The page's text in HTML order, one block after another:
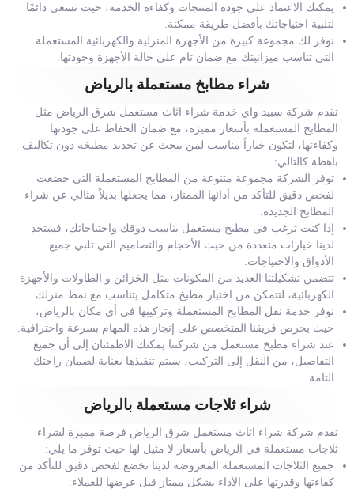
يمكنك الاعتماد على جودة المنتجات وكفاءة الخدمة، حيث نسعى دائمًا
لتلبية احتياجاتك بأفضل طريقة ممكنة.
نوفر لك مجموعة كبيرة من الأجهزة المنزلية والكهربائية المستعملة
التي تناسب ميزانيتك مع ضمان تام على حالة الأجهزة وجودتها.
شراء مطابخ مستعملة بالرياض
تقدم شركة سبيد واي خدمة شراء اثاث مستعمل شرق الرياض مثل
المطابخ المستعملة بأسعار مميزة، مع ضمان الحفاظ على جودتها
وكفاءتها، لتكون خياراً مناسب لمن يبحث عن تجديد مطبخه دون تكاليف
باهظة كالتالي:
توفر الشركة مجموعة متنوعة من المطابخ المستعملة التي خضعت
لفحص دقيق للتأكد من أدائها الممتاز، مما يجعلها بديلاً مثالي عن شراء
المطابخ الجديدة.
إذا كنت ترغب في مطبخ مستعمل يناسب ذوقك واحتياجاتك، فستجد
لدينا خيارات متعددة من حيث الأحجام والتصاميم التي تلبي جميع
الأذواق والاحتياجات.
تتضمن تشكيلتنا العديد من المكونات مثل الخزائن و الطاولات والأجهزة
الكهربائية، لتتمكن من اختيار مطبخ متكامل يتناسب مع نمط منزلك.
نوفر خدمة نقل المطابخ المستعملة وتركيبها في أي مكان بالرياض،
حيث يحرص فريقنا المتخصص على إنجاز هذه المهام بسرعة واحترافية.
عند شراء مطبخ مستعمل من شركتنا يمكنك الاطمئنان إلى أن جميع
التفاصيل، من النقل إلى التركيب، سيتم تنفيذها بعناية لضمان راحتك
التامة.
شراء ثلاجات مستعملة بالرياض
تقدم شركة شراء اثاث مستعمل شرق الرياض فرصة مميزة لشراء
ثلاجات مستعملة في الرياض بأسعار لا مثيل لها حيث توفر ما يلي:
جميع الثلاجات المستعملة المعروضة لدينا تخضع لفحص دقيق للتأكد من
كفاءتها وقدرتها على الأداء بشكل ممتاز قبل عرضها للعملاء.